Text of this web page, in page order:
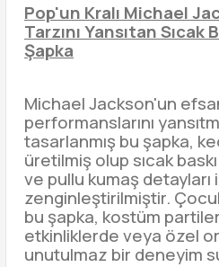
Pop'un Kralı Michael
Tarzını Yansıtan Sıcak
Şapka
Michael Jackson'un
performanslarını
tasarlanmış bu şapka,
üretilmiş olup sıcak
ve pullu kumaş detayları
zenginleştirilmiştir.
bu şapka, kostüm
etkinliklerde veya özel
unutulmaz bir deneyim